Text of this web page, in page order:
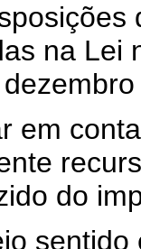
na Lei
conta,
do